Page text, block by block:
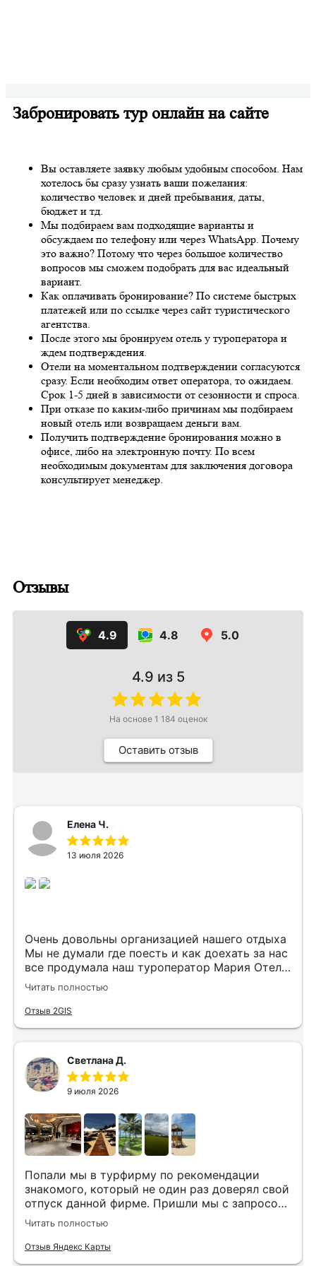
Забронировать тур онлайн на сайте
Вы оставляете заявку любым удобным способом. Нам
хотелось бы сразу узнать ваши пожелания:
количество человек и дней пребывания, даты,
бюджет и тд.
Мы подбираем вам подходящие варианты и
обсуждаем по телефону или через WhatsApp. Почему
это важно? Потому что через большое количество
вопросов мы сможем подобрать для вас идеальный
вариант.
Как оплачивать бронирование? По системе быстрых
платежей или по ссылке через сайт туристического
агентства.
После этого мы бронируем отель у туроператора и
ждем подтверждения.
Отели на моментальном подтверждении согласуются
сразу. Если необходим ответ оператора, то ожидаем.
Срок 1-5 дней в зависимости от сезонности и спроса.
При отказе по каким-либо причинам мы подбираем
новый отель или возвращаем деньги вам.
Получить подтверждение бронирования можно в
офисе, либо на электронную почту. По всем
необходимым документам для заключения договора
консультирует менеджер.
Отзывы
4.9 4.8 5.0
4.9 из 5
На основе 1 184 оценок
Оставить отзыв
Елена Ч.
13 июля 2026
Очень довольны организацией нашего отдыха
Мы не думали где поесть и как доехать за нас
все продумала наш туроператор Мария Отель
в котором мы жили находится в тихом месте
в шаговой доступности большое количество
достопримечательностей и мест где можно
Читать полностью
Отзыв 2GIS
Светлана Д.
9 июля 2026
Попали мы в турфирму по рекомендации
знакомого, который не один раз доверял свой
отпуск данной фирме. Пришли мы с запросом
«хочу то, не знаю что», было несколько
направлений, но куда точно хотим,
представления не имели. Нашим агентом была
Читать полностью
Отзыв Яндекс Карты